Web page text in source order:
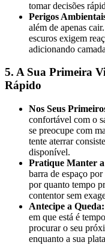
tomar decisões
Perigos
além de apenas
escuros exigem
adicionando
5. A Sua Primeira
Rápido
Nos Seus
confortável com o
se preocupe com
tente aterrar
disponível.
Pratique Manter
barra de espaço
por quanto tempo
contentor sem
Antecipe a Queda:
em que está é
procurar o seu
enquanto a sua